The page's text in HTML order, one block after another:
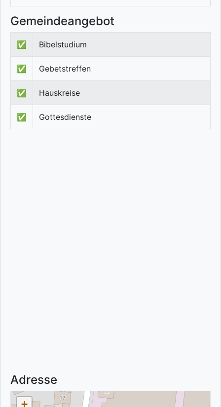
Gemeindeangebot
✅ Bibelstudium
✅ Gebetstreffen
✅ Hauskreise
✅ Gottesdienste
Adresse
+